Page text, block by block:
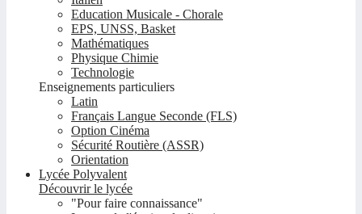
Education Musicale - Chorale
EPS, UNSS, Basket
Mathématiques
Physique Chimie
Technologie
Enseignements particuliers
Latin
Français Langue Seconde (FLS)
Option Cinéma
Sécurité Routière (ASSR)
Orientation
Lycée Polyvalent
Découvrir le lycée
"Pour faire connaissance"